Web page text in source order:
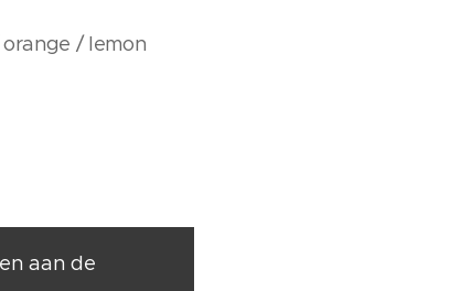
/ lemon
aan de